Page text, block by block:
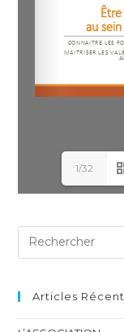
1/32
Articles